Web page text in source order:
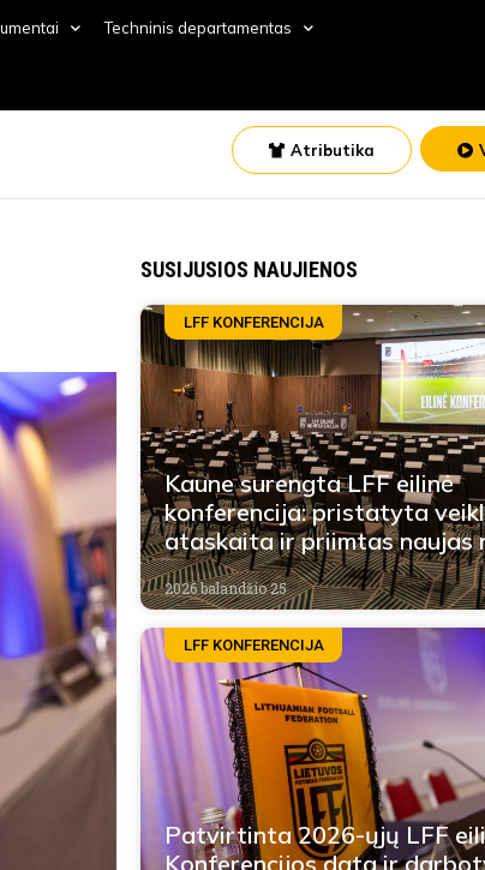
Techninis departamentas
Atributika
SUSIJUSIOS NAUJIENOS
LFF KONFERENCIJA
Kaune surengta LFF eilinė
konferencija: pristatyta
ataskaita ir priimtas naujas
2026 balandžio 25
LFF KONFERENCIJA
Patvirtinta 2026-ųjų LFF
Konferencijos data ir